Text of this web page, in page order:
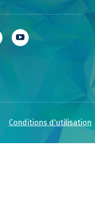
Conditions d'utilisation